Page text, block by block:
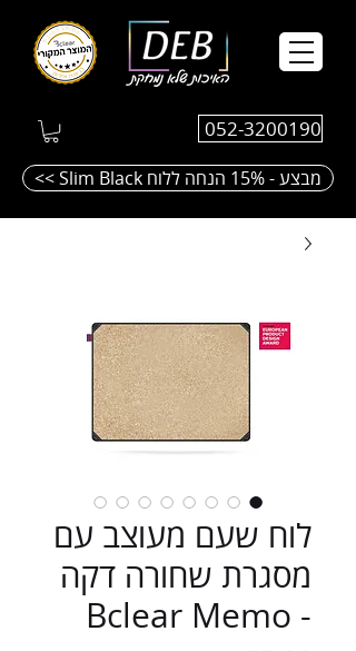
052-3200190
<< Slim Black מבצע - 15% הנחה ללוח
לוח שעם מעוצב עם
מסגרת שחורה דקה
- Bclear Memo